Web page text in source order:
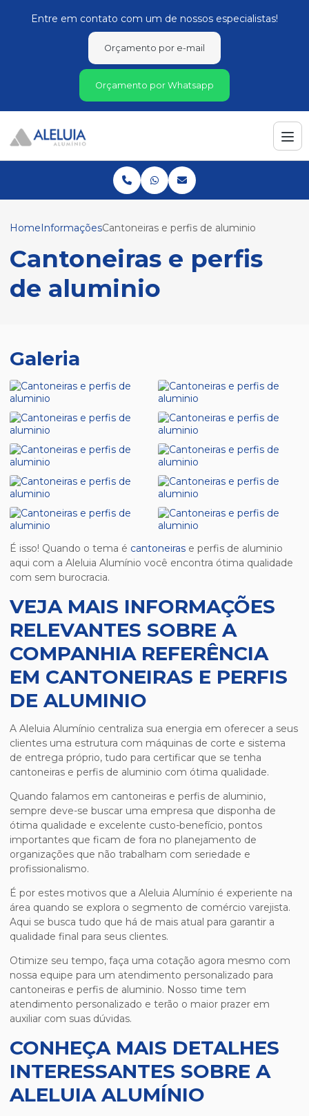
Entre em contato com um de nossos especialistas!
Orçamento por e-mail
Orçamento por Whatsapp
HomeInformaçõesCantoneiras e perfis de aluminio
Cantoneiras e perfis
de aluminio
Galeria
É isso! Quando o tema é cantoneiras e perfis de aluminio
aqui com a Aleluia Alumínio você encontra ótima qualidade
com sem burocracia.
VEJA MAIS INFORMAÇÕES
RELEVANTES SOBRE A
COMPANHIA REFERÊNCIA
EM CANTONEIRAS E PERFIS
DE ALUMINIO
A Aleluia Alumínio centraliza sua energia em oferecer a seus
clientes uma estrutura com máquinas de corte e sistema
de entrega próprio, tudo para certificar que se tenha
cantoneiras e perfis de aluminio com ótima qualidade.
Quando falamos em cantoneiras e perfis de aluminio,
sempre deve-se buscar uma empresa que disponha de
ótima qualidade e excelente custo-benefício, pontos
importantes que ficam de fora no planejamento de
organizações que não trabalham com seriedade e
profissionalismo.
É por estes motivos que a Aleluia Alumínio é experiente na
área quando se explora o segmento de comércio varejista.
Aqui se busca tudo que há de mais atual para garantir a
qualidade final para seus clientes.
Otimize seu tempo, faça uma cotação agora mesmo com
nossa equipe para um atendimento personalizado para
cantoneiras e perfis de aluminio. Nosso time tem
atendimento personalizado e terão o maior prazer em
auxiliar com suas dúvidas.
CONHEÇA MAIS DETALHES
INTERESSANTES SOBRE A
ALELUIA ALUMÍNIO